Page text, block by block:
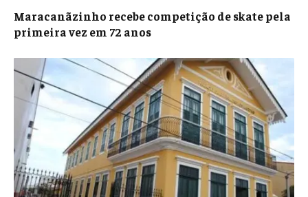
Maracanãzinho recebe competição de skate pela
primeira vez em 72 anos